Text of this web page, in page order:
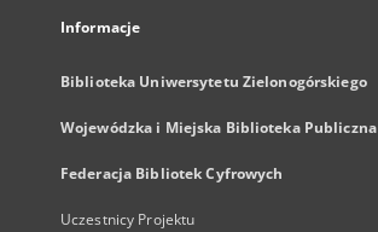
Informacje
Biblioteka Uniwersytetu Zielonogórskiego
Wojewódzka i Miejska Biblioteka Publiczna
Federacja Bibliotek Cyfrowych
Uczestnicy Projektu